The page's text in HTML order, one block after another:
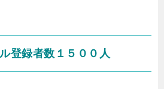
登録者数１５００人